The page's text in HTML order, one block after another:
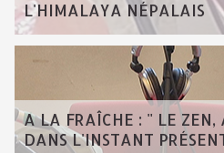
L'HIMALAYA NÉPALAIS
A LA FRAÎCHE : " LE ZEN,
DANS L'INSTANT